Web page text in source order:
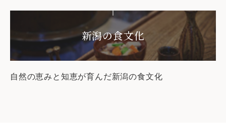
新潟の食文化
自然の恵みと知恵が育んだ新潟の食文化